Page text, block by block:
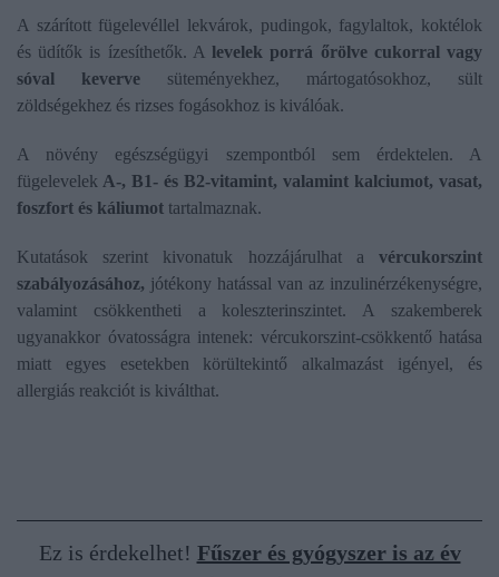
A szárított fügelevéllel lekvárok, pudingok, fagylaltok, koktélok
és üdítők is ízesíthetők. A levelek porrá őrölve cukorral vagy
sóval keverve süteményekhez, mártogatósokhoz, sült
zöldségekhez és rizses fogásokhoz is kiválóak.
A növény egészségügyi szempontból sem érdektelen. A
fügelevelek A-, B1- és B2-vitamint, valamint kalciumot, vasat,
foszfort és káliumot tartalmaznak.
Kutatások szerint kivonatuk hozzájárulhat a vércukorszint
szabályozásához, jótékony hatással van az inzulinérzékenységre,
valamint csökkentheti a koleszterinszintet. A szakemberek
ugyanakkor óvatosságra intenek: vércukorszint-csökkentő hatása
miatt egyes esetekben körültekintő alkalmazást igényel, és
allergiás reakciót is kiválthat.
Ez is érdekelhet! Fűszer és gyógyszer is az év